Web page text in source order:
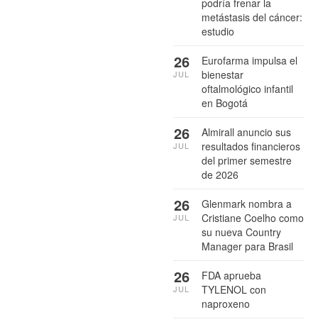
metástasis del cáncer:
estudio
Eurofarma impulsa el
bienestar
oftalmológico infantil
en Bogotá
26
JUL
Almirall anuncio sus
resultados financieros
del primer semestre
de 2026
26
JUL
Glenmark nombra a
Cristiane Coelho como
su nueva Country
Manager para Brasil
26
JUL
FDA aprueba
TYLENOL con
naproxeno
26
JUL